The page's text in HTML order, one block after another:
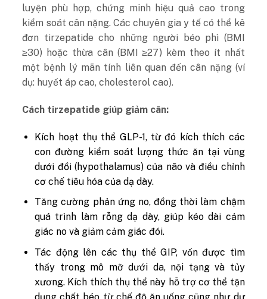
luyện phù hợp, chứng minh hiệu quả cao trong
kiểm soát cân nặng. Các chuyên gia y tế có thể kê
đơn tirzepatide cho những người béo phì (BMI
≥30) hoặc thừa cân (BMI ≥27) kèm theo ít nhất
một bệnh lý mãn tính liên quan đến cân nặng (ví
dụ: huyết áp cao, cholesterol cao).
Cách tirzepatide giúp giảm cân:
Kích hoạt thụ thể GLP-1, từ đó kích thích các
con đường kiểm soát lượng thức ăn tại vùng
dưới đồi (hypothalamus) của não và điều chỉnh
cơ chế tiêu hóa của dạ dày.
Tăng cường phản ứng no, đồng thời làm chậm
quá trình làm rỗng dạ dày, giúp kéo dài cảm
giác no và giảm cảm giác đói.
Tác động lên các thụ thể GIP, vốn được tìm
thấy trong mô mỡ dưới da, nội tạng và tủy
xương. Kích thích thụ thể này hỗ trợ cơ thể tận